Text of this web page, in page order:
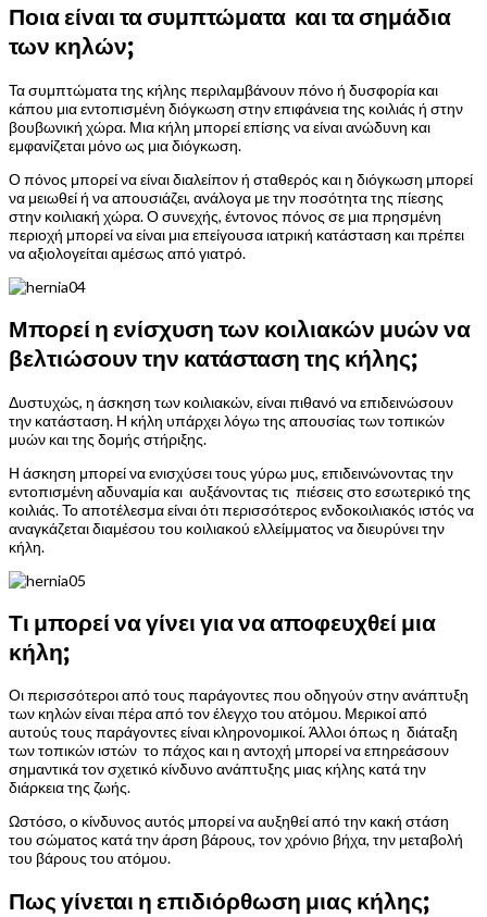
Ποια είναι τα συμπτώματα και τα σημάδια
των κηλών;
Τα συμπτώματα της κήλης περιλαμβάνουν πόνο ή δυσφορία και
κάπου μια εντοπισμένη διόγκωση στην επιφάνεια της κοιλιάς ή στην
βουβωνική χώρα. Μια κήλη μπορεί επίσης να είναι ανώδυνη και
εμφανίζεται μόνο ως μια διόγκωση.
Ο πόνος μπορεί να είναι διαλείπον ή σταθερός και η διόγκωση μπορεί
να μειωθεί ή να απουσιάζει, ανάλογα με την ποσότητα της πίεσης
στην κοιλιακή χώρα. Ο συνεχής, έντονος πόνος σε μια πρησμένη
περιοχή μπορεί να είναι μια επείγουσα ιατρική κατάσταση και πρέπει
να αξιολογείται αμέσως από γιατρό.
Μπορεί η ενίσχυση των κοιλιακών μυών να
βελτιώσουν την κατάσταση της κήλης;
Δυστυχώς, η άσκηση των κοιλιακών, είναι πιθανό να επιδεινώσουν
την κατάσταση. Η κήλη υπάρχει λόγω της απουσίας των τοπικών
μυών και της δομής στήριξης.
Η άσκηση μπορεί να ενισχύσει τους γύρω μυς, επιδεινώνοντας την
εντοπισμένη αδυναμία και αυξάνοντας τις πιέσεις στο εσωτερικό της
κοιλιάς. Το αποτέλεσμα είναι ότι περισσότερος ενδοκοιλιακός ιστός να
αναγκάζεται διαμέσου του κοιλιακού ελλείμματος να διευρύνει την
κήλη.
Τι μπορεί να γίνει για να αποφευχθεί μια
κήλη;
Οι περισσότεροι από τους παράγοντες που οδηγούν στην ανάπτυξη
των κηλών είναι πέρα από τον έλεγχο του ατόμου. Μερικοί από
αυτούς τους παράγοντες είναι κληρονομικοί. Άλλοι όπως η διάταξη
των τοπικών ιστών το πάχος και η αντοχή μπορεί να επηρεάσουν
σημαντικά τον σχετικό κίνδυνο ανάπτυξης μιας κήλης κατά την
διάρκεια της ζωής.
Ωστόσο, ο κίνδυνος αυτός μπορεί να αυξηθεί από την κακή στάση
του σώματος κατά την άρση βάρους, τον χρόνιο βήχα, την μεταβολή
του βάρους του ατόμου.
Πως γίνεται η επιδιόρθωση μιας κήλης;